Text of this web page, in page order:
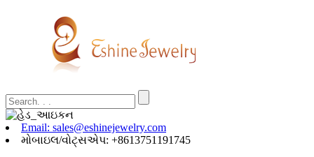
Email: sales@eshinejewelry.com
મોબાઇલ/વોટ્સએપ: +8613751191745